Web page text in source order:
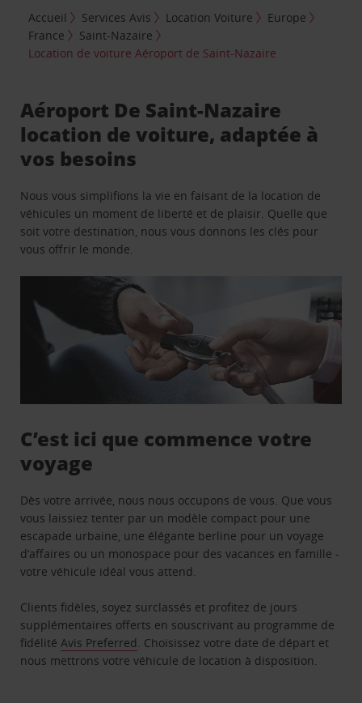
Accueil Services Avis Location Voiture
Europe
France
Saint-Nazaire
Location de voiture Aéroport de Saint-Nazaire
Aéroport De Saint-Nazaire
location de voiture, adaptée à
vos besoins
Nous vous simplifions la vie en faisant de la location de
véhicules un moment de liberté et de plaisir. Quelle que
soit votre destination, nous vous donnons les clés pour
vous offrir le monde.
C’est ici que commence votre
voyage
Dès votre arrivée, nous nous occupons de vous. Que vous
vous laissiez tenter par un modèle compact pour une
escapade urbaine, une élégante berline pour un voyage
d’affaires ou un monospace pour des vacances en famille -
votre véhicule idéal vous attend.
Clients fidèles, soyez surclassés et profitez de jours
supplémentaires offerts en souscrivant au programme de
fidélitéAvis Preferred. Choisissez votre date de départ et
nous mettrons votre véhicule de location à disposition.